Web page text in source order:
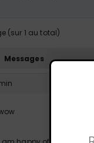
(sur 1 au total)
Messages